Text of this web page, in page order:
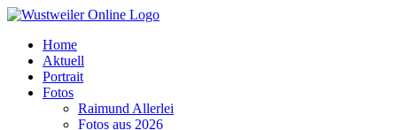
Zum
springenHome
Aktuell
Portrait
Fotos
Raimund Allerlei
Fotos aus 2026